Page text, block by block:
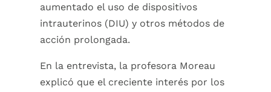
aumentado el uso de dispositivos
intrauterinos (DIU) y otros métodos de
acción prolongada.
En la entrevista, la profesora Moreau
explicó que el creciente interés por los